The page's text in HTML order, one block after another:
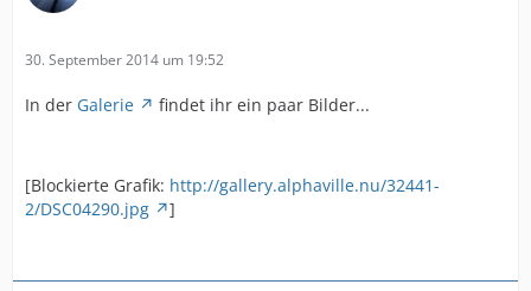
30. September 2014 um 19:52
In der Galerie findet ihr ein paar Bilder...
[Blockierte Grafik: http://gallery.alphaville.nu/32441-
2/DSC04290.jpg
]